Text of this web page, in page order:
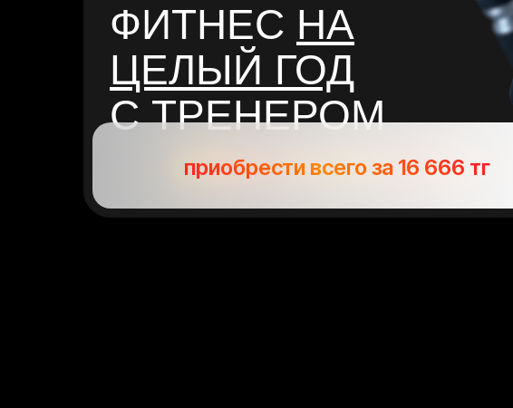
ФИТНЕС НА
ЦЕЛЫЙ ГОД
С ТРЕНЕРОМ
приобрести всего за 16 666 тг